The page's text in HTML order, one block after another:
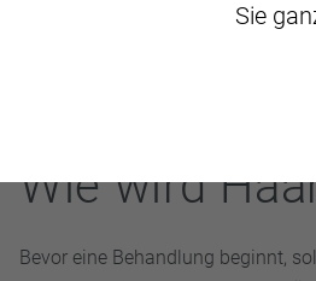
Immunsystem fälschlicherweise
Wie wird
Bevor eine Behandlung beginnt,
Sie